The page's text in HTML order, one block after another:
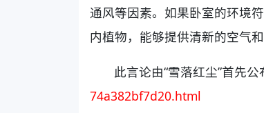
通风等因素。如果卧室的环境
内植物，能够提供清新的空气和
此言论由“雪落红尘”首先公
74a382bf7d20.html